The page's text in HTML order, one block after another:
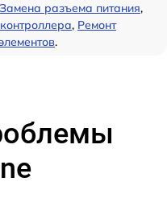
Замена разъема питания,
, Ремонт
.